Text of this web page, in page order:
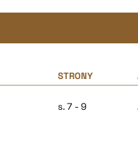
STRONY
s. 7 - 9